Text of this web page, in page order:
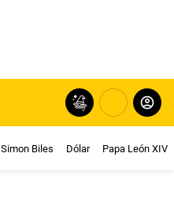
Simon Biles Dólar Papa León XIV